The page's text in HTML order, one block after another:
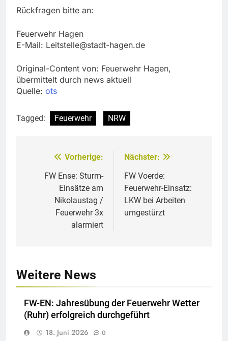
Rückfragen bitte an:
Feuerwehr Hagen
E-Mail: Leitstelle@stadt-hagen.de
Original-Content von: Feuerwehr Hagen,
übermittelt durch news aktuell
Quelle: ots
Tagged: Feuerwehr NRW
Beitragsnavigation
Vorherige:
FW Ense: Sturm-
Einsätze am
Nikolaustag /
Feuerwehr 3x
alarmiert
Nächster:
FW Voerde:
Feuerwehr-Einsatz:
LKW bei Arbeiten
umgestürzt
Weitere News
FW-EN: Jahresübung der Feuerwehr Wetter
(Ruhr) erfolgreich durchgeführt
18. Juni 2026
0